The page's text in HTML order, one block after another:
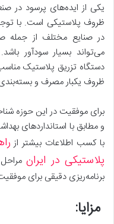
یکی از ایده‌های پرسود در
ظروف پلاستیکی است. با
در صنایع مختلف از جمله
می‌تواند بسیار سودآور
دستگاه تزریق پلاستیک
ظروف یکبار مصرف و
برای موفقیت در این حوزه
و مطابق با استانداردهای
با کسب اطلاعات بیشتر از
پلاستیکی در ایران
برنامه‌ریزی دقیقی برای
مزایا: